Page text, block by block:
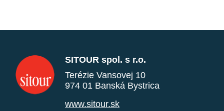
SITOUR spol. s r.o.
Terézie Vansovej 10
974 01 Banská Bystrica
www.sitour.sk